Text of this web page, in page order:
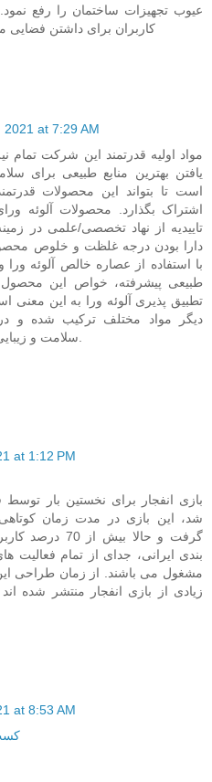
عیوب تجهیزات ساختمان را رفع نمود.
کاربران برای داشتن
2021 at 7:29 AM
مواد اولیه قدرتمند این شرکت تمام
یافتن بهترین منابع طبیعی برای
است تا بتواند این محصولات
اشتراک بگذارد. محصولات آلوئه
تاییدیه از نهاد تخصصی/علمی در
دارا بودن درجه غلظت و خلوص
با استفاده از عصاره خالص آلوئه
طبیعی پیشرفته، خواص این محصول
تطبیق پذیری آلوئه ورا به این معنی
دیگر مواد مختلف ترکیب شده و
at 1:12 PM
بازی انفجار برای نخستین بار
شد، این بازی در مدت زمان کوتاهی
گرفت و حالا
بندی ایرانی، جدای از تمام فعالیت
مشغول می باشند. از زمان طراحی
زیادی از بازی انفجار منتشر شده
at 8:53 AM